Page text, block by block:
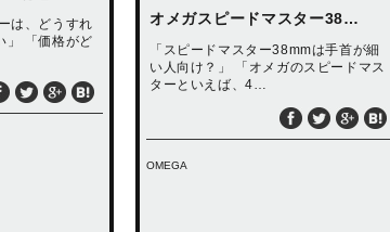
は、どうすれ
」 「価格がど
オメガスピードマスター38…
「スピードマスター38mmは手首が細
い人向け？」 「オメガのスピードマス
ターといえば、4…
OMEGA